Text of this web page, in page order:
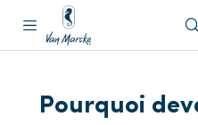
Pourquoi